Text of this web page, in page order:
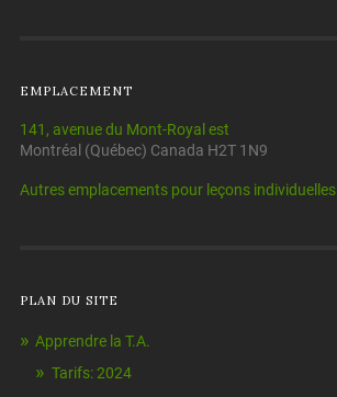
EMPLACEMENT
141, avenue du Mont-Royal est
Montréal (Québec) Canada H2T 1N9
Autres emplacements pour leçons individuelles
PLAN DU SITE
Apprendre la T.A.
Tarifs: 2024